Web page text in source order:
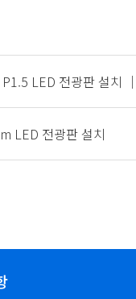
P1.5 LED 전광판 설
LED 전광판 설치